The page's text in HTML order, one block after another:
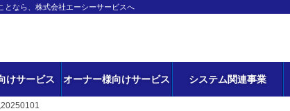
となら、株式会社エーシーサービスへ
けサービス オーナー様向けサービス システム関連事業